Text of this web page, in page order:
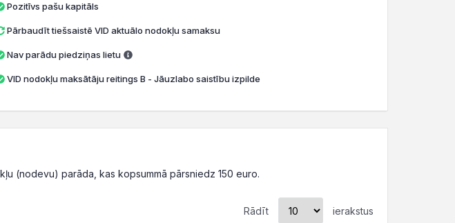
Pozitīvs pašu kapitāls
Pārbaudīt tiešsaistē VID aktuālo nodokļu samaksu
Nav parādu piedziņas lietu
VID nodokļu maksātāju reitings B - Jāuzlabo saistību izpilde
(nodevu) parāda, kas kopsummā pārsniedz 150 euro.
Rādīt ierakstus